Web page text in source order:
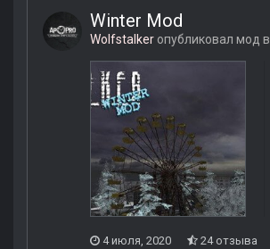
Winter Mod
Wolfstalker опубликовал мод в
4 июля, 2020 24 отзыва